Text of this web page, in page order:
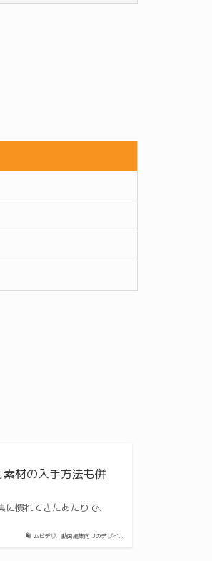
ムビデザ | 動画編集向けのデザイ…
材の入手方法も併
慣れてきたあたりで、